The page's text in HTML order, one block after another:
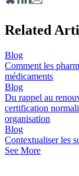
Related
Blog
Comment les
médicaments
Blog
Du rappel au
certification
organisation
Blog
Contextualiser les
See More